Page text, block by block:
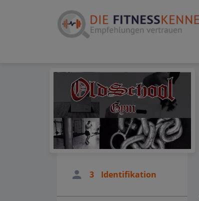
3 Identifikation